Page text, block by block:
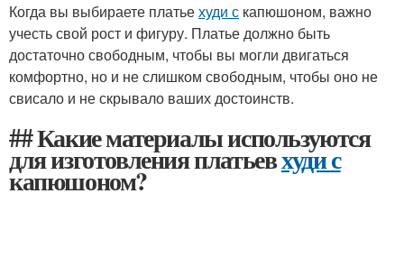
Когда вы выбираете платьехуди с капюшоном, важно
учесть свой рост и фигуру. Платье должно быть
достаточно свободным, чтобы вы могли двигаться
комфортно, но и не слишком свободным, чтобы оно не
свисало и не скрывало ваших достоинств.
## Какие материалы используются
для изготовления платьевхуди с
капюшоном?